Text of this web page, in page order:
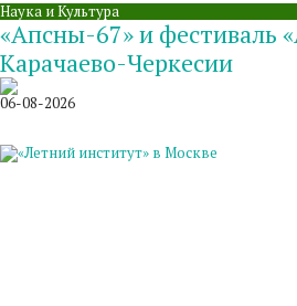
Наука и Культура
«Апсны-67» и фестиваль
Карачаево-Черкесии
06-08-2026